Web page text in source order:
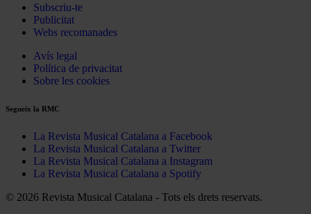
Subscriu-te
Publicitat
Webs recomanades
Avís legal
Política de privacitat
Sobre les cookies
Segueix la RMC
La Revista Musical Catalana a Facebook
La Revista Musical Catalana a Twitter
La Revista Musical Catalana a Instagram
La Revista Musical Catalana a Spotify
© 2026 Revista Musical Catalana - Tots els drets reservats.